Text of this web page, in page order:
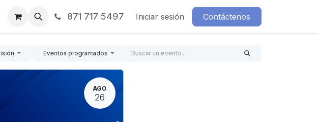
Contáctenos871 717 5497 Iniciar sesión Contáctenos
Eventos programados
AGO
26